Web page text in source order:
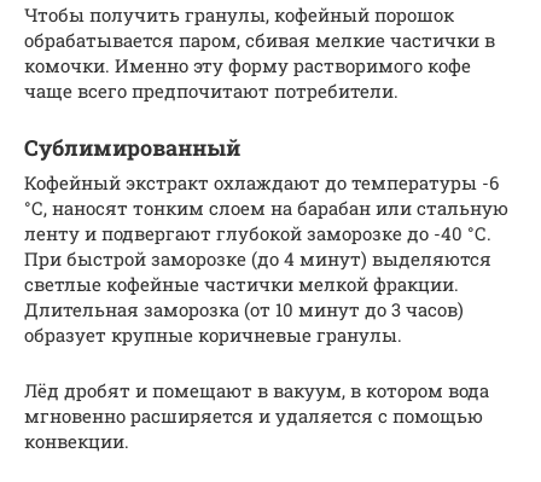
Чтобы получить гранулы, кофейный порошок
обрабатывается паром, сбивая мелкие частички в
комочки. Именно эту форму растворимого кофе
чаще всего предпочитают потребители.
Сублимированный
Кофейный экстракт охлаждают до температуры -6
°С, наносят тонким слоем на барабан или стальную
ленту и подвергают глубокой заморозке до -40 °С.
При быстрой заморозке (до 4 минут) выделяются
светлые кофейные частички мелкой фракции.
Длительная заморозка (от 10 минут до 3 часов)
образует крупные коричневые гранулы.
Лёд дробят и помещают в вакуум, в котором вода
мгновенно расширяется и удаляется с помощью
конвекции.